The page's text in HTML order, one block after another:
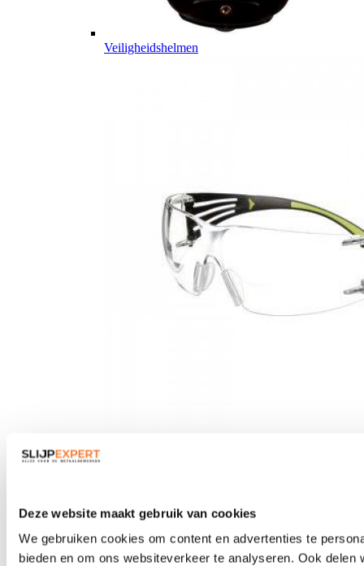
Deze website maakt gebruik van cookies
We gebruiken cookies om content en advertenties te
bieden en om ons websiteverkeer te analyseren. Ook
Veiligheidshelmen